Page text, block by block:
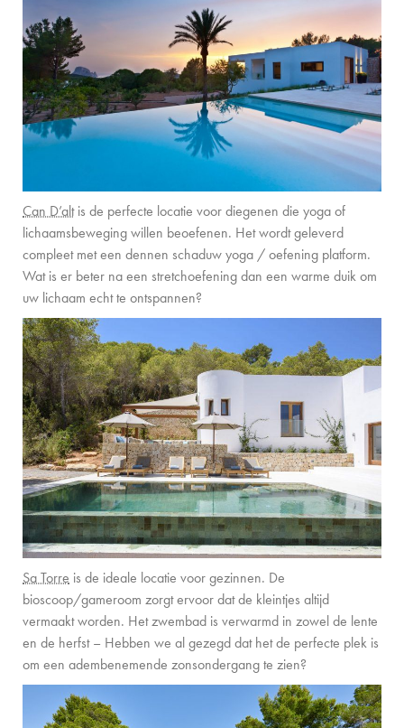
DE EILANDGIDS
NIEUWS
OVER ONS
OVER ONS
GEZINSVRIENDELIJK
DUURZAAMHEID
BOEKINGSVOORWAARDEN
CONTACT
Can D’altis de perfecte locatie voor diegenen die yoga of
lichaamsbeweging willen beoefenen. Het wordt geleverd
compleet met een dennen schaduw yoga / oefening platform.
Wat is er beter na een stretchoefening dan een warme duik om
uw lichaam echt te ontspannen?
Sa Torre is de ideale locatie voor gezinnen. De
bioscoop/gameroom zorgt ervoor dat de kleintjes altijd
vermaakt worden. Het zwembad is verwarmd in zowel de lente
en de herfst – Hebben we al gezegd dat het de perfecte plek is
om een adembenemende zonsondergang te zien?